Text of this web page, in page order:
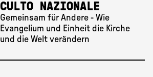
CULTO NAZIONALE
Gemeinsam für Andere - Wie
Evangelium und Einheit die Kirche
und die Welt verändern